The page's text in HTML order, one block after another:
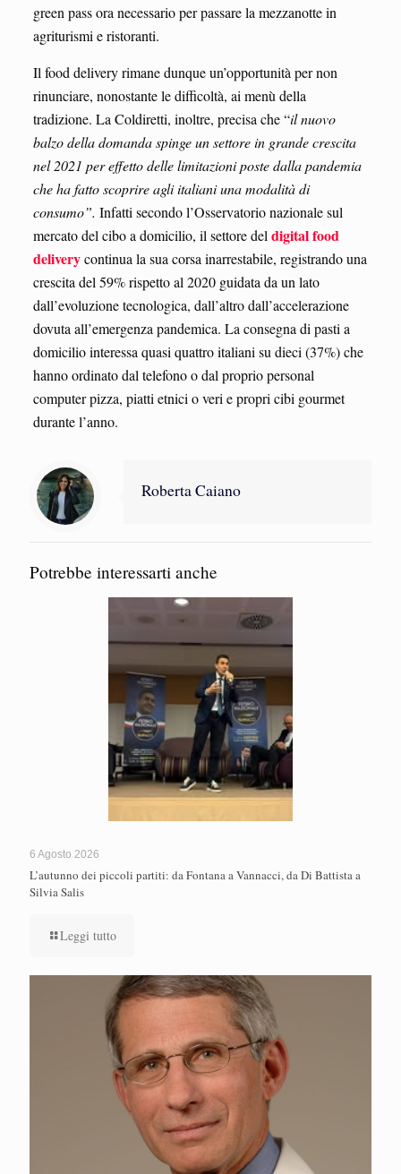
green pass ora necessario per passare la mezzanotte in
agriturismi e ristoranti.
Il food delivery rimane dunque un’opportunità per non
rinunciare, nonostante le difficoltà, ai menù della
tradizione. La Coldiretti, inoltre, precisa che “il nuovo
balzo della domanda spinge un settore in grande crescita
nel 2021 per effetto delle limitazioni poste dalla pandemia
che ha fatto scoprire agli italiani una modalità di
consumo”. Infatti secondo l’Osservatorio nazionale sul
mercato del cibo a domicilio, il settore deldigital food
deliverycontinua la sua corsa inarrestabile, registrando una
crescita del 59% rispetto al 2020 guidata da un lato
dall’evoluzione tecnologica, dall’altro dall’accelerazione
dovuta all’emergenza pandemica. La consegna di pasti a
domicilio interessa quasi quattro italiani su dieci (37%) che
hanno ordinato dal telefono o dal proprio personal
computer pizza, piatti etnici o veri e propri cibi gourmet
durante l’anno.
Roberta Caiano
Potrebbe interessarti anche
6 Agosto 2026
L’autunno dei piccoli partiti: da Fontana a Vannacci, da Di Battista a
Silvia Salis
Leggi tutto